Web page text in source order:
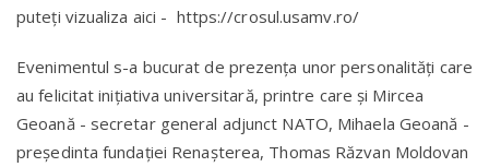
puteți vizualiza aici - https://crosul.usamv.ro/
Evenimentul s-a bucurat de prezența unor personalități care
au felicitat inițiativa universitară, printre care și Mircea
Geoană - secretar general adjunct NATO, Mihaela Geoană -
președinta fundației Renașterea, Thomas Răzvan Moldovan